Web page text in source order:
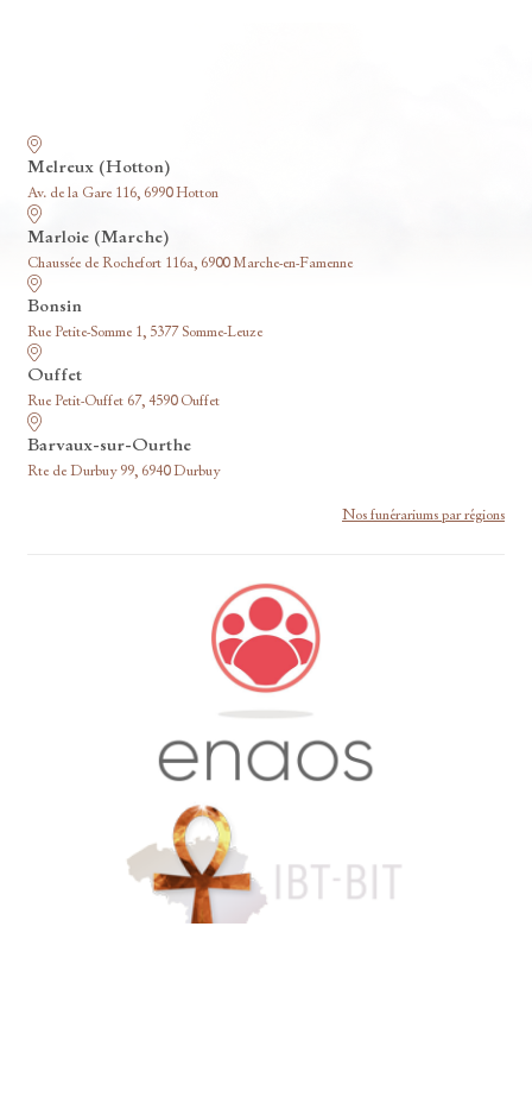
Melreux (Hotton)
Av. de la Gare 116, 6990 Hotton
Marloie (Marche)
Chaussée de Rochefort 116a, 6900 Marche-en-Famenne
Bonsin
Rue Petite-Somme 1, 5377 Somme-Leuze
Ouffet
Rue Petit-Ouffet 67, 4590 Ouffet
Barvaux-sur-Ourthe
Rte de Durbuy 99, 6940 Durbuy
Nos funérariums par régions